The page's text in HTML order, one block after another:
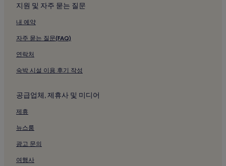
지원 및 자주 묻는 질문
내 예약
자주 묻는 질문(FAQ)
연락처
숙박 시설 이용 후기 작성
공급업체, 제휴사 및 미디어
제휴
뉴스룸
광고 문의
여행사